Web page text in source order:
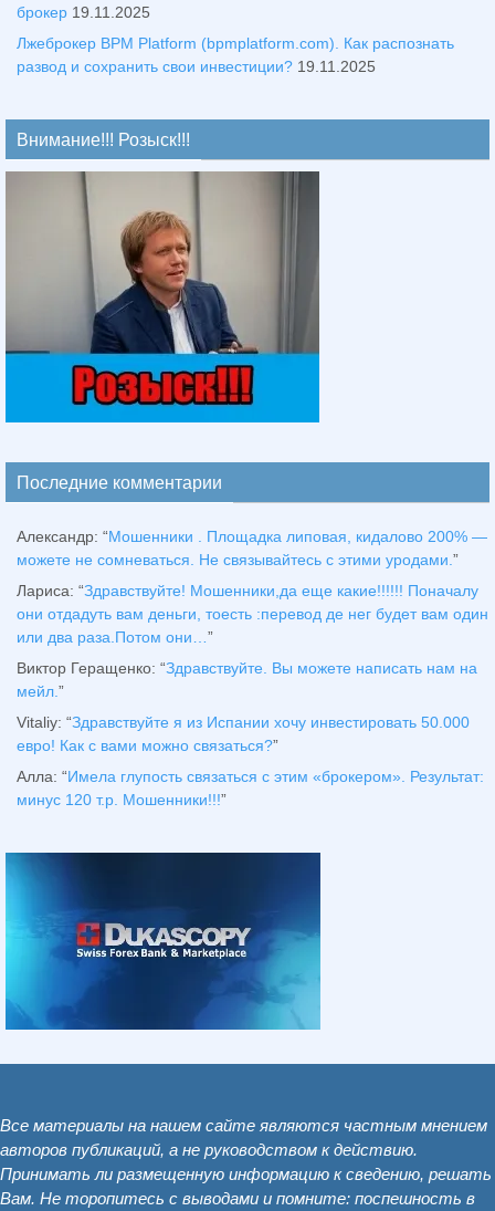
брокер 19.11.2025
Лжеброкер BPM Platform (bpmplatform.com). Как распознать
развод и сохранить свои инвестиции? 19.11.2025
Внимание!!! Розыск!!!
Последние комментарии
Александр: “Мошенники . Площадка липовая, кидалово 200% —
можете не сомневаться. Не связывайтесь с этими уродами.”
Лариса: “Здравствуйтe! Мошенники,да еще какие!!!!!! Поначалу
они отдадуть вам деньги, тоесть :перевод де нег будет вам один
или два раза.Потом они…”
Виктор Геращенко: “Здравствуйте. Вы можете написать нам на
мейл.”
Vitaliy: “Здравствуйте я из Испании хочу инвестировать 50.000
евро! Как с вами можно связаться?”
Алла: “Имела глупость связаться с этим «брокером». Результат:
минус 120 т.р. Мошенники!!!”
Все материалы на нашем сайте являются частным мнением
авторов публикаций, а не руководством к действию.
Принимать ли размещенную информацию к сведению, решать
Вам. Не торопитесь с выводами и помните: поспешность в